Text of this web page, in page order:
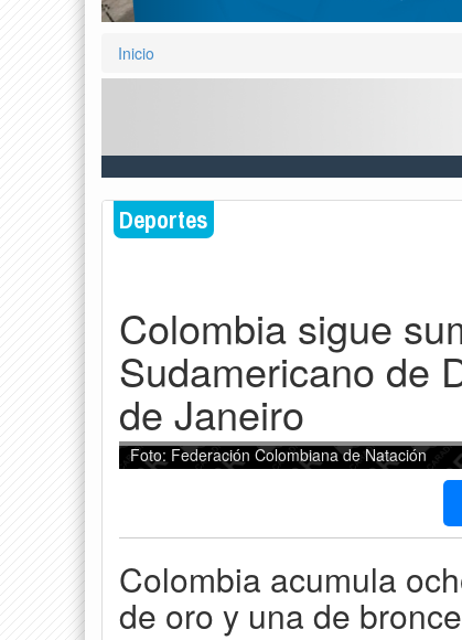
Inicio
Deportes
Colombia sigue
Sudamericano de
de Janeiro
Foto: Federación Colombiana de Natación
Colombia acumula
de oro y una de